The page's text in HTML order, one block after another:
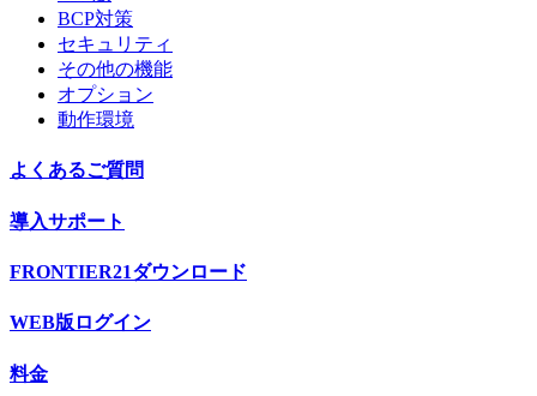
BCP対策
セキュリティ
その他の機能
オプション
動作環境
よくあるご質問
導入サポート
FRONTIER21ダウンロード
WEB版ログイン
料金